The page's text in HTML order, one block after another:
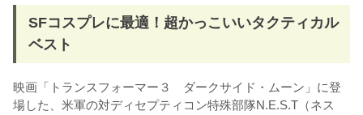
SFコスプレに最適！超かっこいいタクティカル
ベスト
映画「トランスフォーマー３ ダークサイド・ムーン」に登
場した、米軍の対ディセプティコン特殊部隊N.E.S.T（ネス